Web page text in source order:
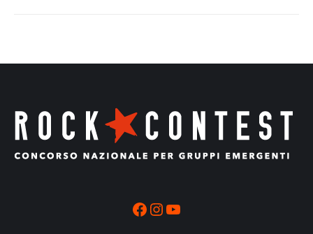
Facebook InstagramYouTube